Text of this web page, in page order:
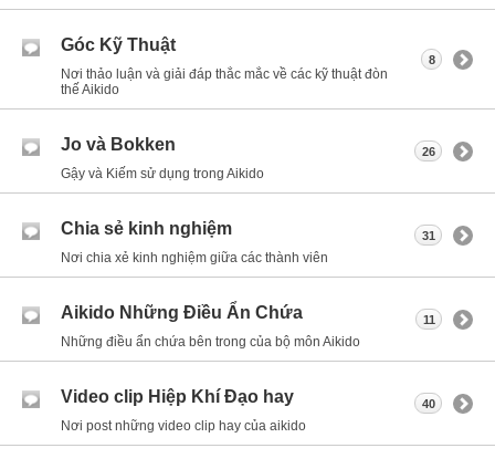
Góc Kỹ Thuật
Nơi thảo luận và giải đáp thắc mắc về các kỹ thuật đòn
thế Aikido
8
Jo và Bokken
Gậy và Kiếm sử dụng trong Aikido
26
Chia sẻ kinh nghiệm
Nơi chia xẻ kinh nghiệm giữa các thành viên
31
Aikido Những Điều Ẩn Chứa
Những điều ẩn chứa bên trong của bộ môn Aikido
11
Video clip Hiệp Khí Đạo hay
Nơi post những video clip hay của aikido
40